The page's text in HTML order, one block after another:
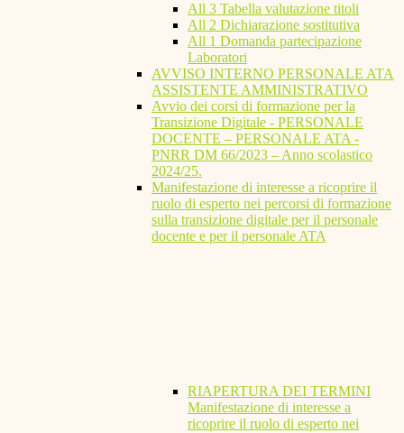
All 3 Tabella valutazione titoli
All 2 Dichiarazione sostitutiva
All 1 Domanda partecipazione
Laboratori
AVVISO INTERNO PERSONALE ATA
ASSISTENTE AMMINISTRATIVO
Avvio dei corsi di formazione per la
Transizione Digitale - PERSONALE
DOCENTE – PERSONALE ATA -
PNRR DM 66/2023 – Anno scolastico
2024/25.
Manifestazione di interesse a ricoprire il
ruolo di esperto nei percorsi di formazione
sulla transizione digitale per il personale
docente e per il personale ATA
RIAPERTURA DEI TERMINI
Manifestazione di interesse a
ricoprire il ruolo di esperto nei